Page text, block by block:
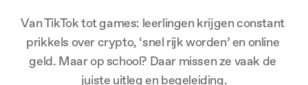
Van TikTok tot games: leerlingen krijgen constant
prikkels over crypto, ‘snel rijk worden’ en online
geld. Maar op school? Daar missen ze vaak de
juiste uitleg en begeleiding.